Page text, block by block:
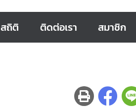
สถิติ ติดต่อเรา สมาชิก